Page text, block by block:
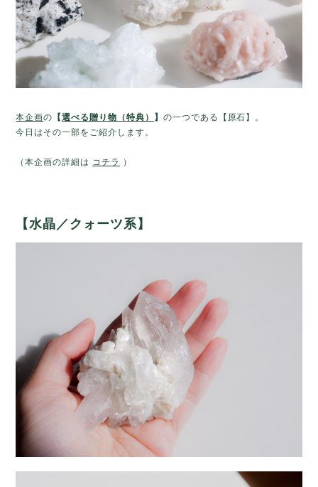
本企画の 【選べる贈り物（特典） 】 の一つである【原石】。
今日はその一部をご紹介します。
（本企画の詳細は コチラ ）
【水晶／クォーツ系】